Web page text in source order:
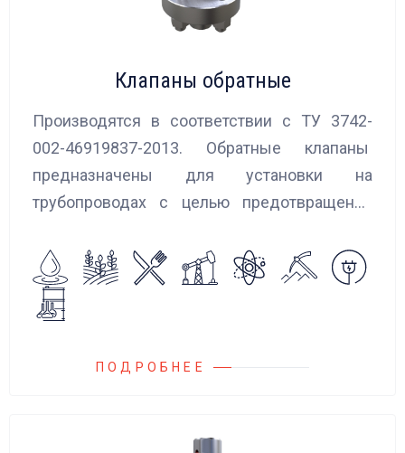
Клапаны обратные
Производятся в соответствии с ТУ 3742-
002-46919837-2013. Обратные клапаны
предназначены для установки на
трубопроводах с целью предотвращения
агрессивных жидкостей, эмульсий,
суспензий и пропуска их в прямом
направлении.
ПОДРОБНЕЕ